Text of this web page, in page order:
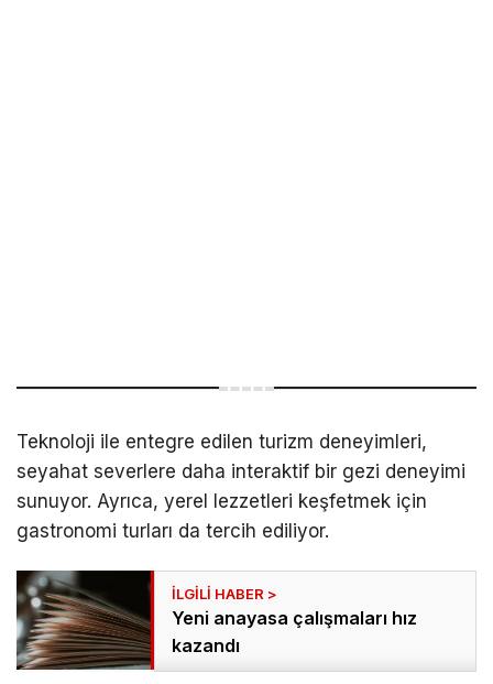
Teknoloji ile entegre edilen turizm deneyimleri,
seyahat severlere daha interaktif bir gezi deneyimi
sunuyor. Ayrıca, yerel lezzetleri keşfetmek için
gastronomi turları da tercih ediliyor.
Yeni anayasa çalışmaları hız
kazandı